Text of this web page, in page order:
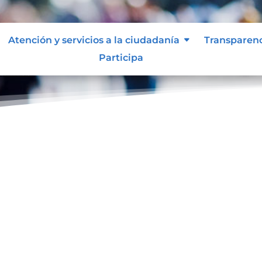
Atención y servicios a la ciudadanía
Participa